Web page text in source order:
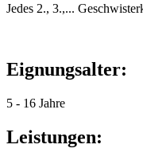
Jedes 2., 3.,...
Eignungsalter:
5 - 16 Jahre
Leistungen: